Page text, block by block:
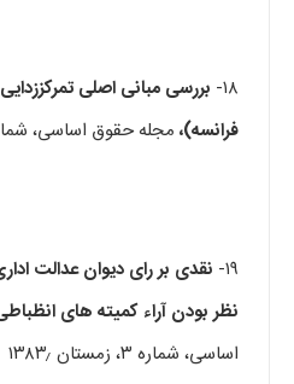
۱۸- بررسی مبانی اصلی
فرانسه)، مجله حقوق اساسی، شماره ۴، زمستان
۱۹- نقدی بر رای دیوان عدالت
نظر بودن آراء کمیته های
اساسی، شماره ۳، زمستان ۱۳۸۳٫